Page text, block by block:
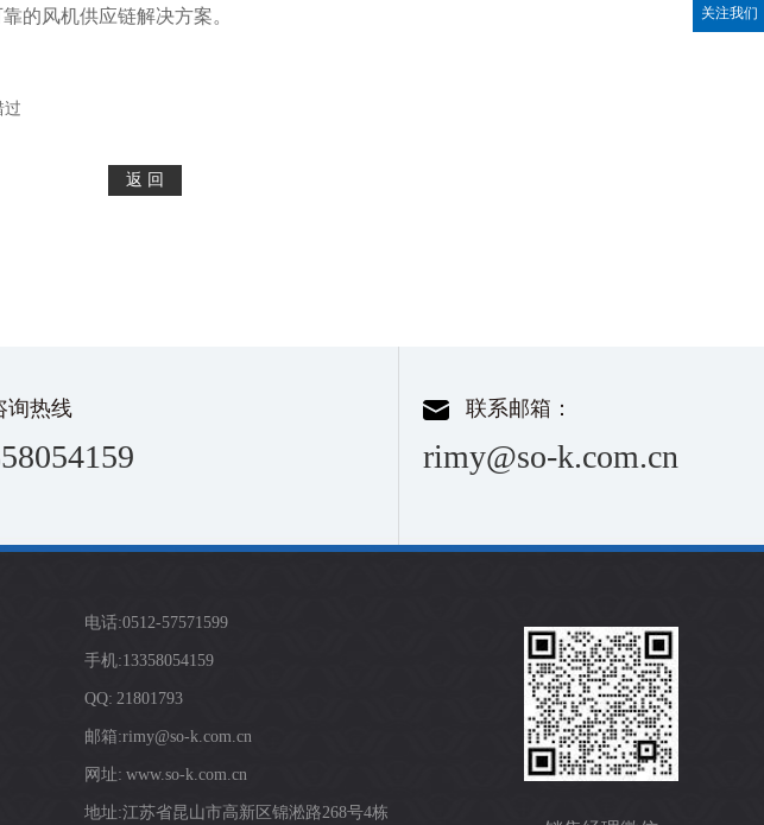
的风机供应链解决方案。
过
询热线 联系邮箱：
rimy@so-k.com.cn
电话:0512-57571599
手机:13358054159
QQ: 21801793
邮箱:rimy@so-k.com.cn
网址: www.so-k.com.cn
地址:江苏省昆山市高新区锦淞路268号4栋
关注我们